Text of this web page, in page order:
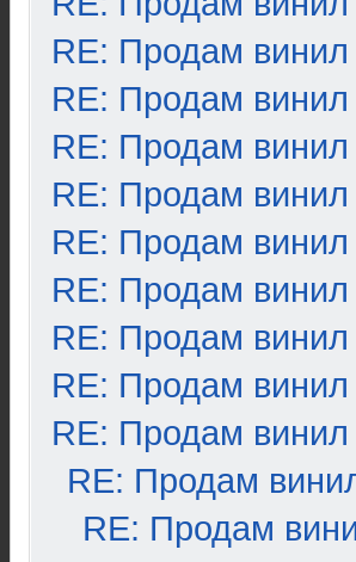
RE: Продам
RE: Продам
RE: Продам
RE: Продам
RE: Продам
RE: Продам
RE: Продам
RE: Продам
RE: Продам
RE: Продам
RE: Продам